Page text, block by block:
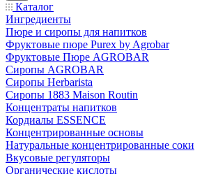
Каталог
Ингредиенты
Пюре и сиропы для напитков
Фруктовые пюре Purex by Agrobar
Фруктовые Пюре AGROBAR
Сиропы AGROBAR
Сиропы Herbarista
Сиропы 1883 Maison Routin
Концентраты напитков
Кордиалы ESSENCE
Концентрированные основы
Натуральные концентрированные соки
Вкусовые регуляторы
Органические кислоты